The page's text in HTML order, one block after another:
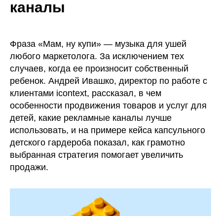
каналы
Фраза «Мам, ну купи» — музыка для ушей
любого маркетолога. За исключением тех
случаев, когда ее произносит собственный
ребенок. Андрей Ивашко, директор по работе с
клиентами icontext, рассказал, в чем
особенности продвижения товаров и услуг для
детей, какие рекламные каналы лучше
использовать, и на примере кейса капсульного
детского гардероба показал, как грамотно
выбранная стратегия помогает увеличить
продажи.